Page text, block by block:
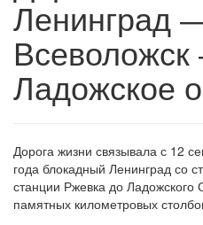
Ленинград
Ладожское
Дорога жизни связывала с 12
года блокадный Ленинград со
станции Ржевка до Ладожского
памятных километровых